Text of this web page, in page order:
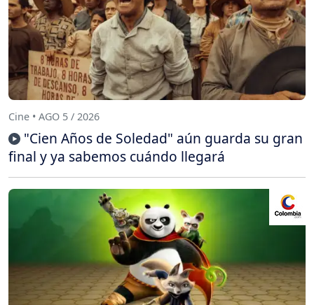
Cine • AGO 5 / 2026
"Cien Años de Soledad" aún guarda su gran
final y ya sabemos cuándo llegará